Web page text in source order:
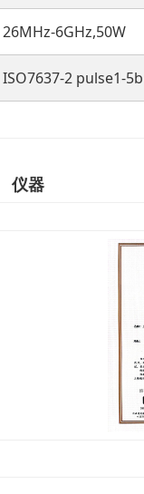
26MHz-6GHz,50W
ISO7637-2 pulse1-5b
仪器